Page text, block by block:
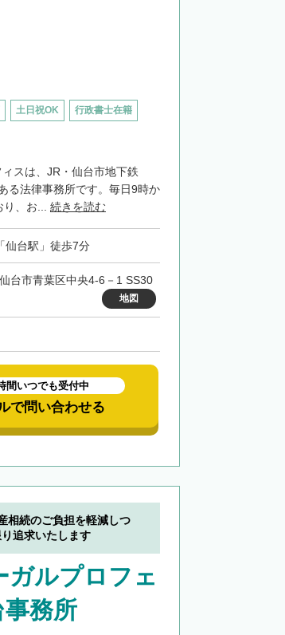
土日祝OK 行政書士在籍
スは、JR・仙台市地下鉄
る法律事務所です。毎日9時か
り、お... 続きを読む
仙台駅」徒歩7分
台市青葉区中央4-6－1 SS30
地図
間いつでも受付中
で問い合わせる
相続のご負担を軽減しつ
追求いたします
ガルプロフェ
務所